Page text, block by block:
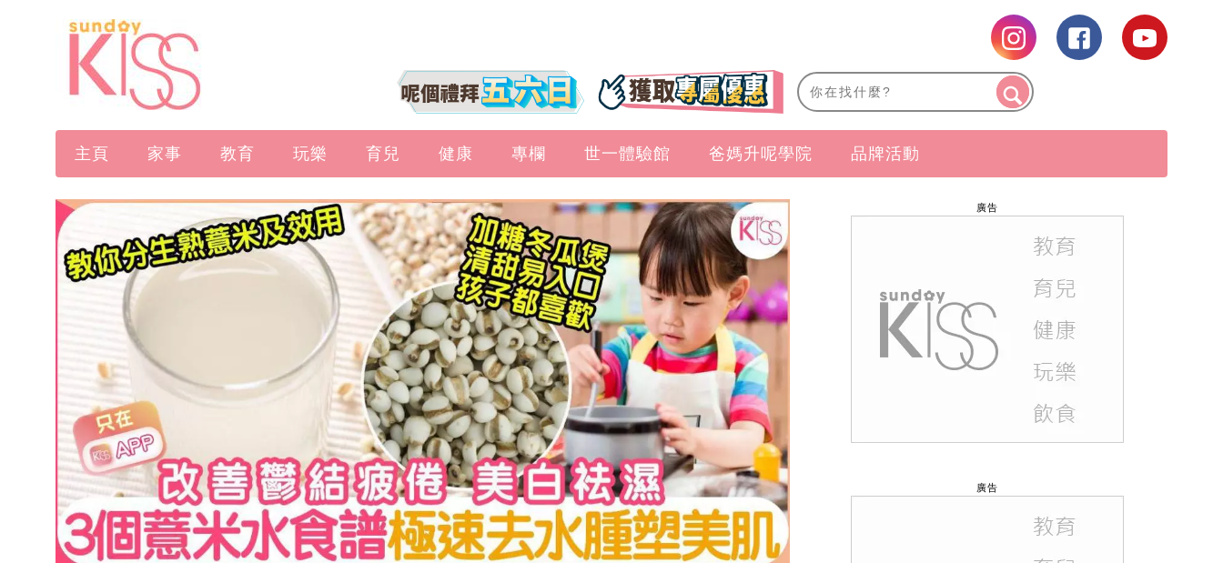
主頁 家事 教育 玩樂 育兒 健康 專欄 世一體驗館 爸媽升呢學院 品牌活動
廣告
廣告